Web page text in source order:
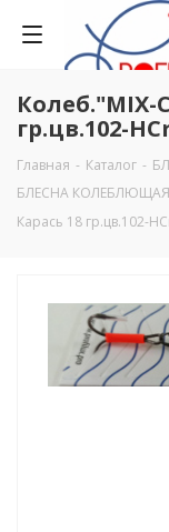
Колеб."MIX-
гр.цв.102-
Главная - Каталог -
БЛЕСНА
Карась 18 гр.цв.102-